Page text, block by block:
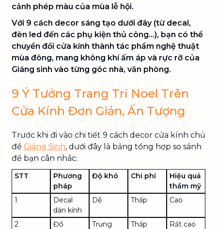
cảnh phép màu của mùa lễ hội.
Với 9 cách decor sáng tạo dưới đây (từ decal,
đèn led đến các phụ kiện thủ công…), bạn có thể
chuyển đổi cửa kính thành tác phẩm nghệ thuật
mùa đông, mang không khí ấm áp và rực rỡ của
Giáng sinh vào từng góc nhà, văn phòng.
9 Ý Tưởng Trang Trí Noel Trên
Cửa Kính Đơn Giản, Ấn Tượng
Trước khi đi vào chi tiết 9 cách decor cửa kính chủ
đề Giáng Sinh, dưới đây là bảng tổng hợp so sánh
để bạn cân nhắc:
STT
Phương
pháp
Độ khó Chi phí
Hiệu quả
thẩm mỹ
1
Decal
dán kính
Dễ Thấp Cao
2
Đồ
Trung
Thấp Rất cao